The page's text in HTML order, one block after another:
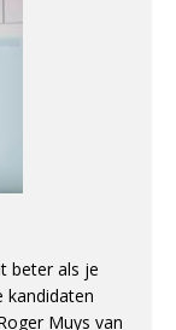
beter als je
kandidaten
Muys van